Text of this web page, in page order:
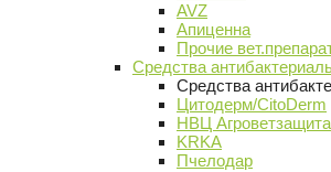
AVZ
Апиценна
Прочие
Средства
Средства
Цитодерм/CitoDerm
НВЦ Агроветзащита
KRKA
Пчелодар